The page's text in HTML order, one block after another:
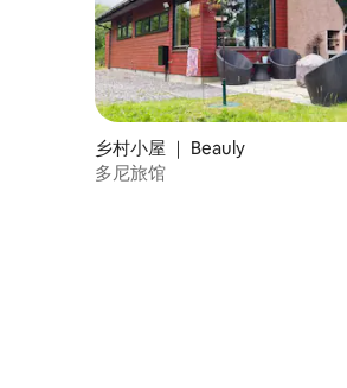
乡村小屋 ｜ Beauly
多尼旅馆